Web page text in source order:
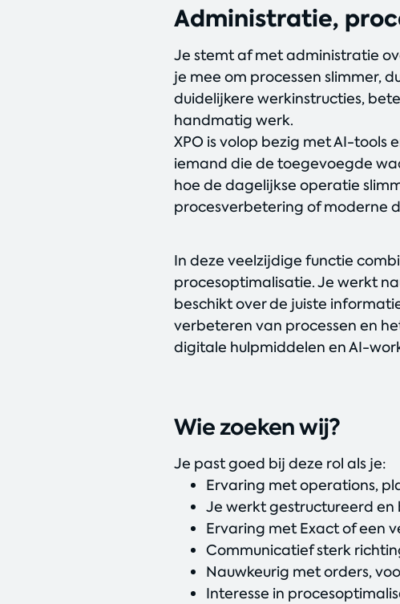
Administratie,
Je stemt af met administratie
je mee om processen slimmer,
duidelijkere werkinstructies,
handmatig werk.
XPO is volop bezig met AI-tools
iemand die de toegevoegde
hoe de dagelijkse operatie
procesverbetering of moderne
In deze veelzijdige functie
procesoptimalisatie. Je werkt
beschikt over de juiste
verbeteren van processen en
digitale hulpmiddelen en AI-
Wie zoeken wij?
Je past goed bij deze rol als je:
Ervaring met operations,
Je werkt gestructureerd
Ervaring met Exact of een
Communicatief sterk
Nauwkeurig met orders,
Interesse in